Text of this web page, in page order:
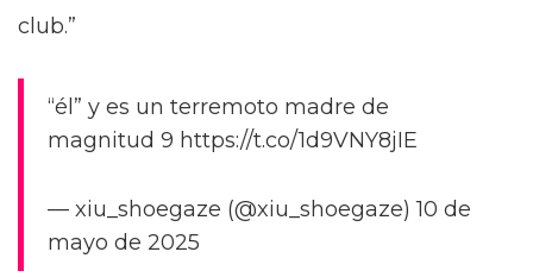
En otras fotos, Vivian se ve con Denali y en
una imagen grupal con Lydia B Kollins,
Phoenix y Crystal Envy, una estrella de la
Temporada 17.